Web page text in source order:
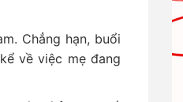
Chẳng hạn, buổi
về việc mẹ đang